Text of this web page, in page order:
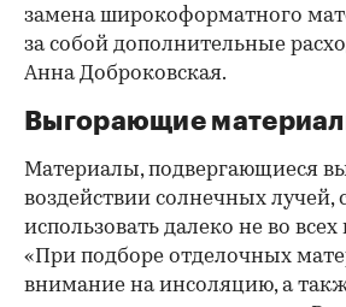
замена широкоформатного
за собой дополнительные
Анна Доброковская.
Выгорающие
Материалы, подвергающиеся
воздействии солнечных лучей,
использовать далеко не во
«При подборе отделочных
внимание на инсоляцию, а